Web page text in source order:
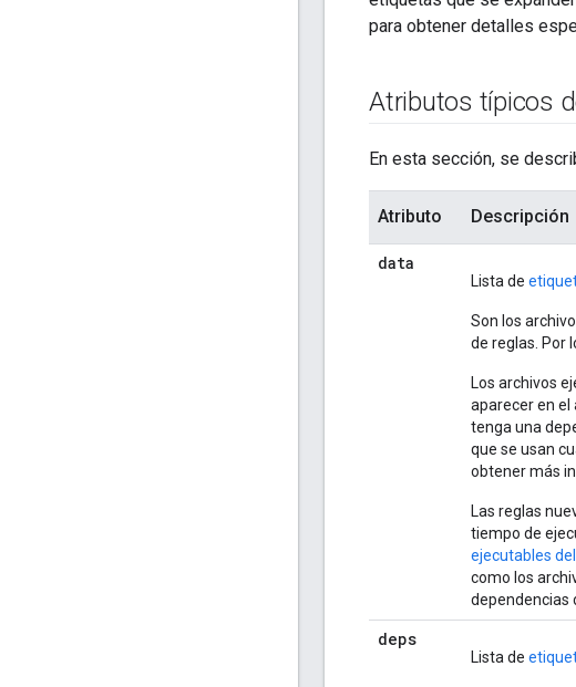
para obtener detalles
Atributos típicos
En esta sección, se
Atributo Descripción
data
Lista de
Son los
de reglas. Por
Los archivos
aparecer en el
tenga una
que se usan
obtener más
Las reglas
tiempo de
ejecutables
como los
dependencias
deps
Lista de